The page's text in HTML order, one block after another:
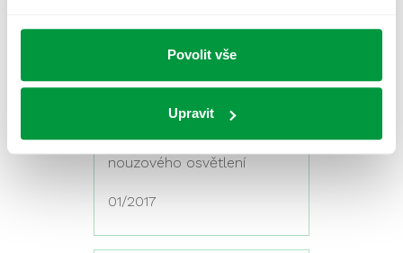
Povolit vše
Upravit
01/2017
Bernex Bimetallic
Servisní prohlídka a kontrola
nouzového osvětlení
01/2017